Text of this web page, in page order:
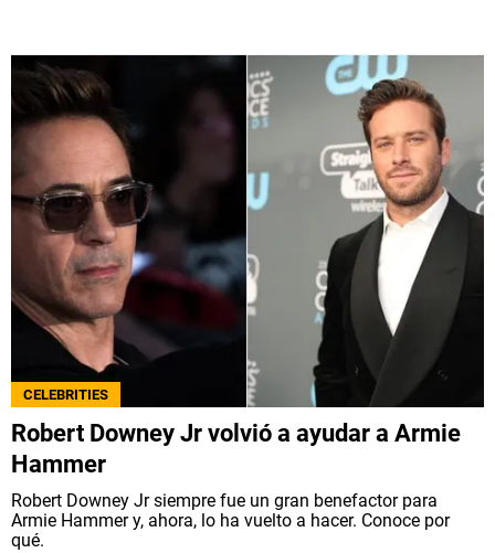
CELEBRITIES
Robert Downey Jr volvió a ayudar a Armie
Hammer
Robert Downey Jr siempre fue un gran benefactor para
Armie Hammer y, ahora, lo ha vuelto a hacer. Conoce por
qué.